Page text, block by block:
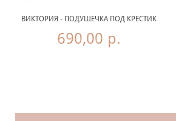
ВИКТОРИЯ - ПОДУШЕЧКА ПОД КРЕСТИК
690,00 р.